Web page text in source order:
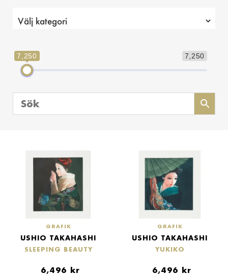
7,250
7,250
GRAFIK
USHIO TAKAHASHI
SLEEPING BEAUTY
6,496 kr
GRAFIK
USHIO TAKAHASHI
YUKIKO
6,496 kr